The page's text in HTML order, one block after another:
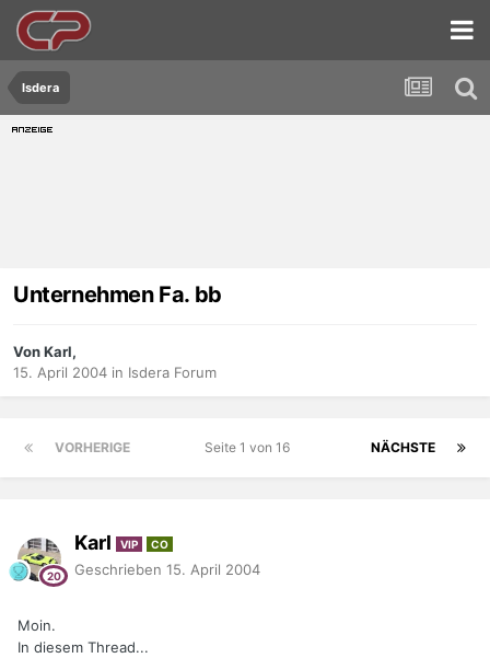
Isdera
Unternehmen Fa. bb
Von Karl,
15. April 2004 in Isdera Forum
VORHERIGE NÄCHSTE
Seite 1 von 16
Karl VIP CO
Geschrieben 15. April 2004
Moin.
In diesem Thread...